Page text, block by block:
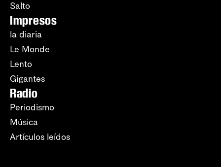
Salto
Impresos
la diaria
Le Monde
Lento
Gigantes
Radio
Periodismo
Música
Artículos leídos